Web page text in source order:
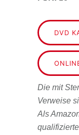
DVD
Die mit
Verweise
Als